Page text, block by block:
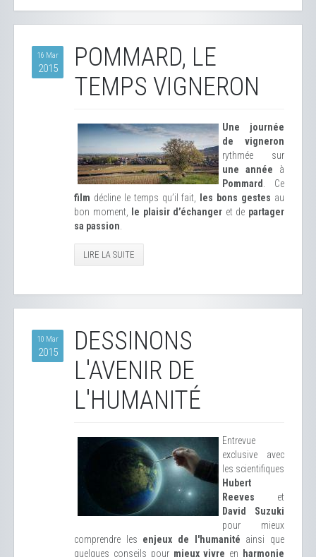
16 Mar
2015
POMMARD, LE
TEMPS VIGNERON
Une journée
de vigneron
rythmée sur
une année à
Pommard
. Ce
film décline le temps qu’il fait, les bons gestes au
bon moment,
le plaisir d’échanger et de partager
sa passion
LIRE LA SUITE
10 Mar
2015
DESSINONS
L'AVENIR DE
L'HUMANITÉ
Entrevue
exclusive avec
les scientifiques
Hubert
Reeves et
David Suzuki
pour mieux
comprendre les enjeux de l'humanité ainsi que
quelques conseils pour mieux vivre en
harmonie